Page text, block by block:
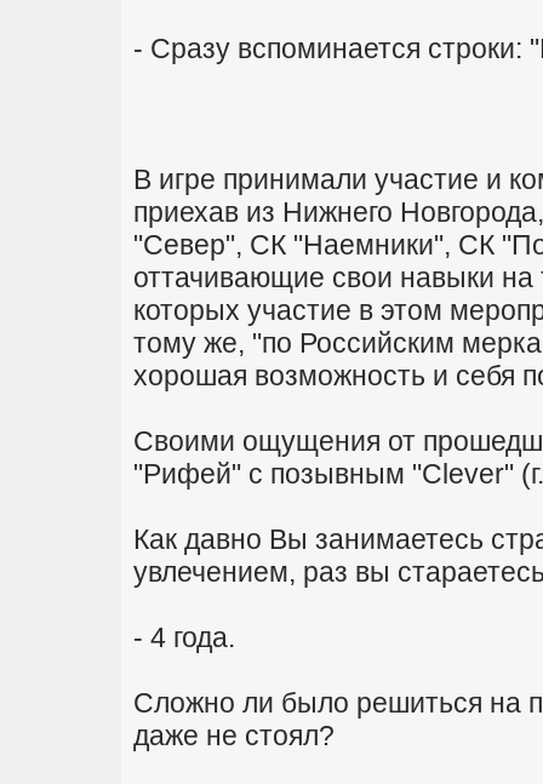
- Сразу вспоминается строки:
В игре принимали участие и
приехав из Нижнего
"Север", СК "Наемники", СК
оттачивающие свои навыки
которых участие в этом
тому же, "по Российским
хорошая возможность и себя
Своими ощущения от
"Рифей" с позывным "Clever"
Как давно Вы занимаетесь
увлечением, раз вы
- 4 года.
Сложно ли было решиться на
даже не стоял?